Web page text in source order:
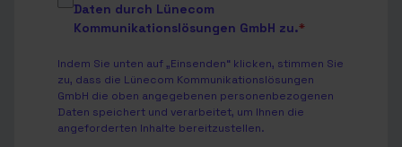
Daten durch Lünecom
Kommunikationslösungen GmbH zu.*
Indem Sie unten auf „Einsenden“ klicken, stimmen Sie
zu, dass die Lünecom Kommunikationslösungen
GmbH die oben angegebenen personenbezogenen
Daten speichert und verarbeitet, um Ihnen die
angeforderten Inhalte bereitzustellen.